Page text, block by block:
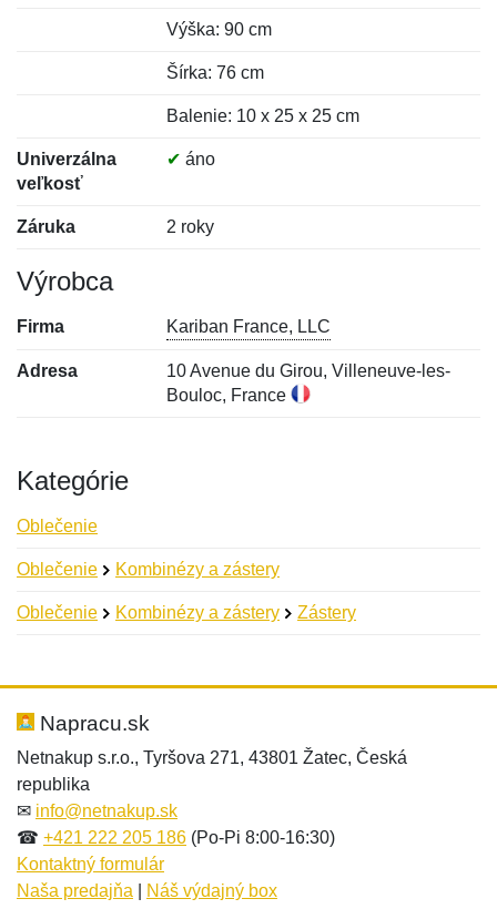
Výška: 90 cm
Šírka: 76 cm
Balenie: 10 x 25 x 25 cm
Univerzálna
veľkosť
✔ áno
Záruka 2 roky
Výrobca
Firma Kariban France, LLC
Adresa
10 Avenue du Girou, Villeneuve-les-
Bouloc, France
Kategórie
Oblečenie
Oblečenie Kombinézy a zástery
Oblečenie Kombinézy a zástery Zástery
Hodnotenie:
Meno:*
Meno:
E-mail:*
Napracu.sk
Netnakup s.r.o., Tyršova 271, 43801 Žatec, Česká
republika
✉ info@netnakup.sk
☎ +421 222 205 186 (Po-Pi 8:00-16:30)
Kontaktný formulár
Naša predajňa
Náš výdajný box